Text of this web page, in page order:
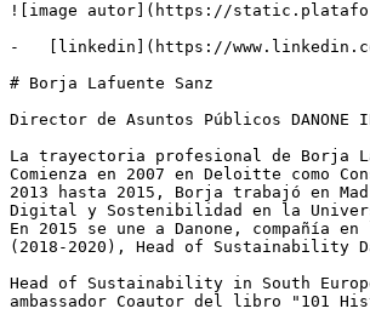
![image autor](https://
-   [linkedin](https://
# Borja Lafuente Sanz
Director de Asuntos Públicos DANONE
La trayectoria profesional de Borja
Comienza en 2007 en Deloitte como
2013 hasta 2015, Borja trabajó en
Digital y Sostenibilidad en la
En 2015 se une a Danone,
(2018-2020), Head of Sustainability
Head of Sustainability in South
ambassador Coautor del libro "101